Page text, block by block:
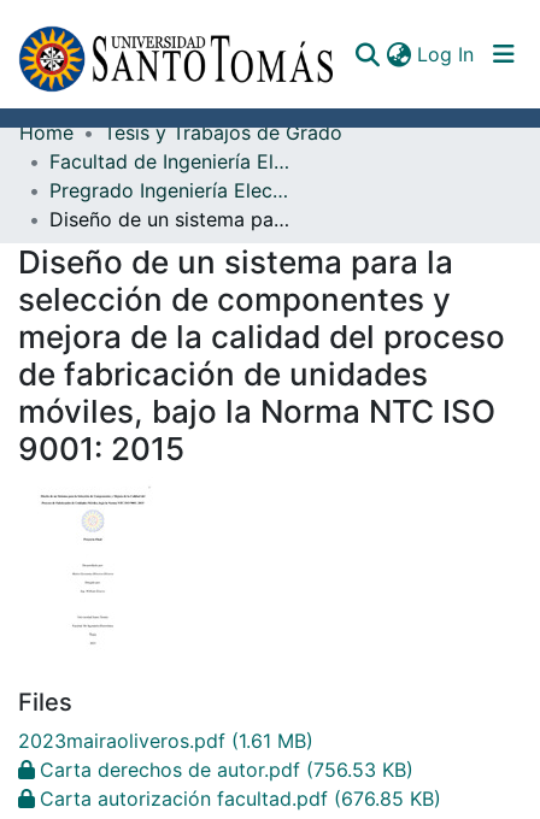
Log In
Communities & Collections
All of DSpace
Documents
Home
Tesis y Trabajos de Grado
Facultad de Ingeniería Electrónica
Pregrado Ingeniería Electrónica
Diseño de un sistema para la selección de componentes y mejora de la calidad del proceso de fabricación de unidades móviles, bajo la Norma NTC ISO 9001: 2015
Diseño de un sistema para la
selección de componentes y
mejora de la calidad del proceso
de fabricación de unidades
móviles, bajo la Norma NTC ISO
9001: 2015
Files
2023mairaoliveros.pdf (1.61 MB)
Carta derechos de autor.pdf (756.53 KB)
Carta autorización facultad.pdf (676.85 KB)